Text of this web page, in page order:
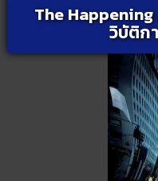
The
วิบัติก